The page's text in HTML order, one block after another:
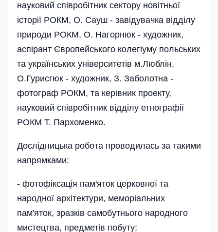
науковий співробітник сектору новітньої
історії РОКМ, О. Сауш - завідувачка відділу
природи РОКМ, О. Нагорнюк - художник,
аспірант Європейського колегіуму польських
та українських університетів м.Люблін,
О.Гурисгюк - художник, З. Заболотна -
фотограф РОКМ, та керівник проекту,
науковий співробітник відділу етнографії
РОКМ Т. Пархоменко.
Дослідницька робота проводилась за такими
напрямками:
- фотофіксація пам'яток церковної та
народної архітектури, меморіальних
пам'яток, зразків самобутнього народного
мистецтва, предметів побуту;